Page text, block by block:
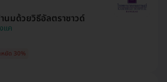
นมด้วยวิธีอัลตราซาวด์
แค
หยัด 30%